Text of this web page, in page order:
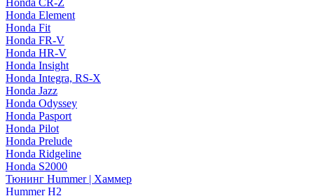
Honda CR-Z
Honda Element
Honda Fit
Honda FR-V
Honda HR-V
Honda Insight
Honda Integra, RS-X
Honda Jazz
Honda Odyssey
Honda Pasport
Honda Pilot
Honda Prelude
Honda Ridgeline
Honda S2000
Тюнинг Hummer | Хаммер
Hummer H2